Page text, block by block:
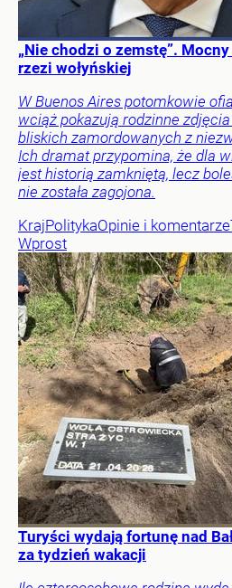
„Nie chodzi o zemstę”.
rzezi wołyńskiej
W Buenos Aires potomkowie
wciąż pokazują rodzinne
bliskich zamordowanych z
Ich dramat przypomina, że dla
jest historią zamkniętą, lecz
nie została zagojona.
KrajPolitykaOpinie i komentarze
Wprost
Turyści wydają fortunę nad
za tydzień wakacji